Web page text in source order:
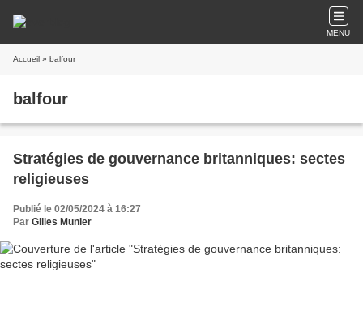
MENU
Accueil » balfour
balfour
Stratégies de gouvernance britanniques: sectes
religieuses
Publié le 02/05/2024 à 16:27
Par Gilles Munier